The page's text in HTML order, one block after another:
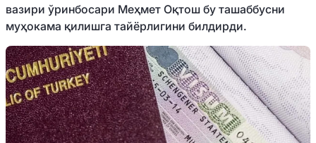
вазири ўринбосари Меҳмет Оқтош бу ташаббусни
муҳокама қилишга тайёрлигини билдирди.